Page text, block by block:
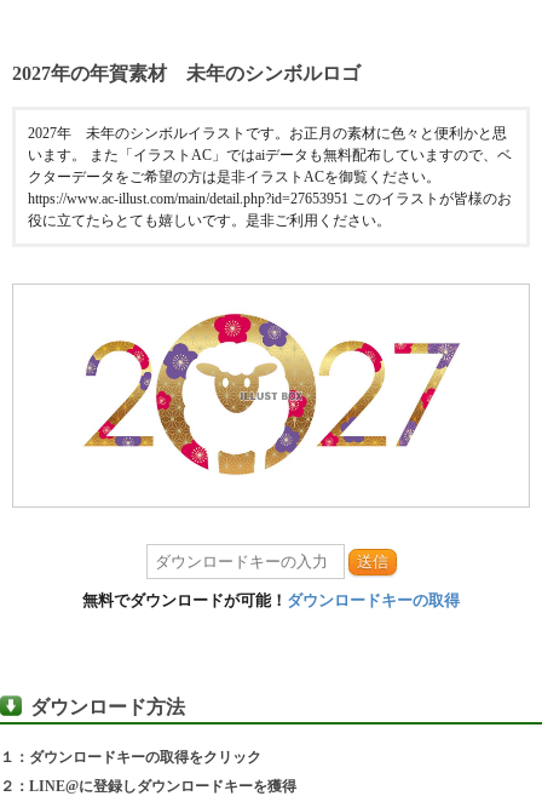
2027年の年賀素材 未年のシンボルロゴ
2027年 未年のシンボルイラストです。お正月の素材に色々と便利かと思
います。 また「イラストAC」ではaiデータも無料配布していますので、ベ
クターデータをご希望の方は是非イラストACを御覧ください。
https://www.ac-illust.com/main/detail.php?id=27653951 このイラストが皆様のお
役に立てたらとても嬉しいです。是非ご利用ください。
送信
無料でダウンロードが可能！ ダウンロードキーの取得
ダウンロード方法
１：ダウンロードキーの取得をクリック
２：LINE@に登録しダウンロードキーを獲得